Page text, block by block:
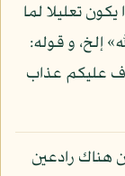
تعليلا لما
إلخ، و قوله:
عليكم عذاب
هناك رادعين